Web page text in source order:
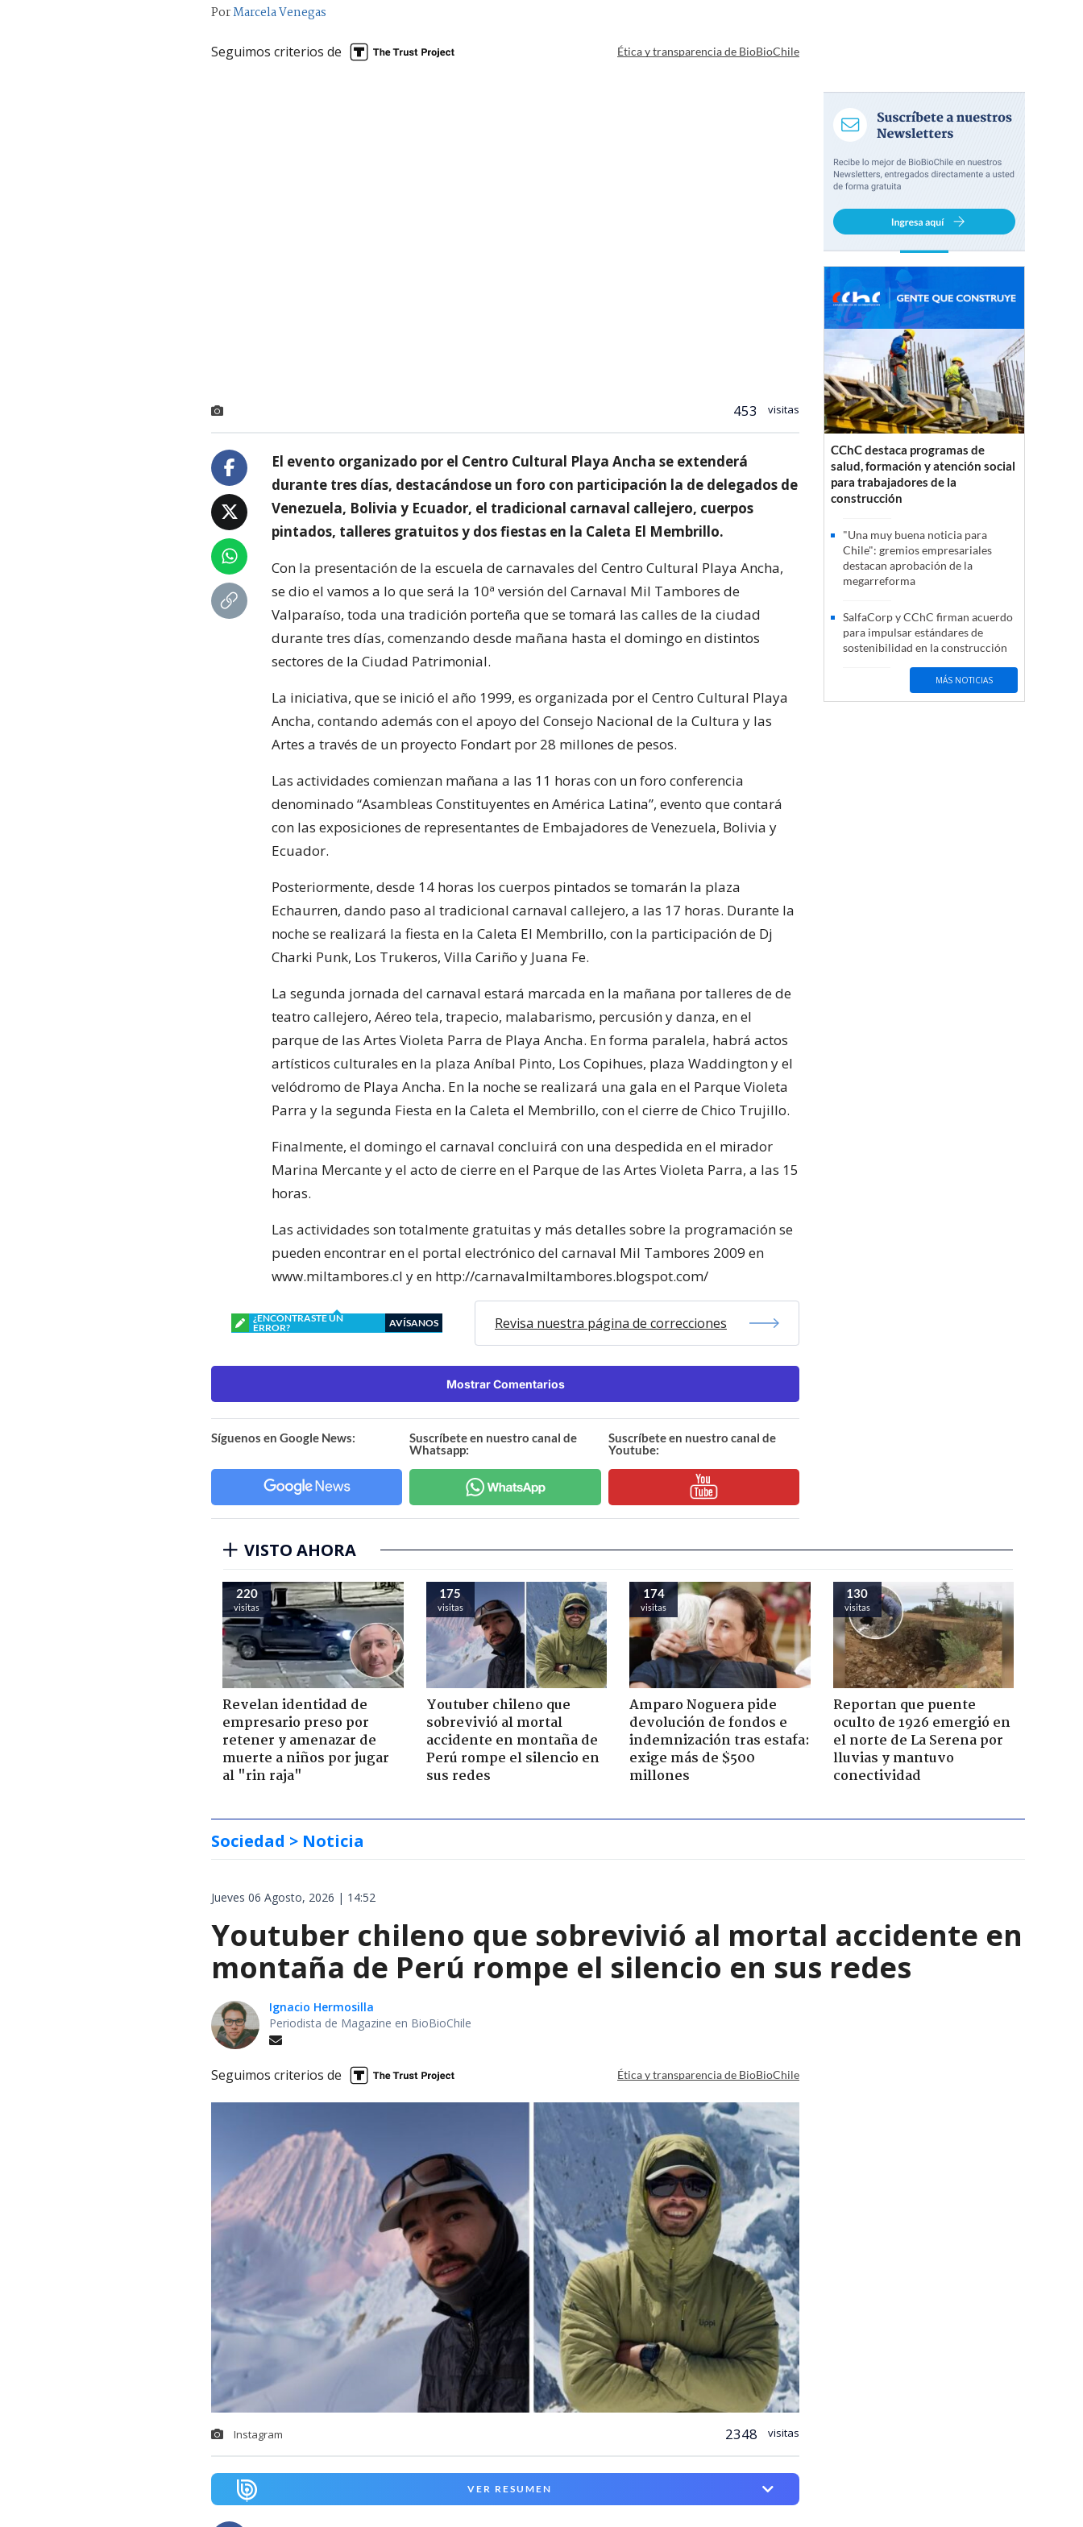
PorMarcela Venegas
Seguimos criterios de Ética y transparencia de BioBioChile
453 visitas
El evento organizado por el Centro Cultural Playa Ancha se extenderá
durante tres días, destacándose un foro con participación la de delegados de
Venezuela, Bolivia y Ecuador, el tradicional carnaval callejero, cuerpos
pintados, talleres gratuitos y dos fiestas en la Caleta El Membrillo.
Con la presentación de la escuela de carnavales del Centro Cultural Playa Ancha,
se dio el vamos a lo que será la 10ª versión del Carnaval Mil Tambores de
Valparaíso, toda una tradición porteña que se tomará las calles de la ciudad
durante tres días, comenzando desde mañana hasta el domingo en distintos
sectores de la Ciudad Patrimonial.
La iniciativa, que se inició el año 1999, es organizada por el Centro Cultural Playa
Ancha, contando además con el apoyo del Consejo Nacional de la Cultura y las
Artes a través de un proyecto Fondart por 28 millones de pesos.
Las actividades comienzan mañana a las 11 horas con un foro conferencia
denominado “Asambleas Constituyentes en América Latina”, evento que contará
con las exposiciones de representantes de Embajadores de Venezuela, Bolivia y
Ecuador.
Posteriormente, desde 14 horas los cuerpos pintados se tomarán la plaza
Echaurren, dando paso al tradicional carnaval callejero, a las 17 horas. Durante la
noche se realizará la fiesta en la Caleta El Membrillo, con la participación de Dj
Charki Punk, Los Trukeros, Villa Cariño y Juana Fe.
La segunda jornada del carnaval estará marcada en la mañana por talleres de de
teatro callejero, Aéreo tela, trapecio, malabarismo, percusión y danza, en el
parque de las Artes Violeta Parra de Playa Ancha. En forma paralela, habrá actos
artísticos culturales en la plaza Aníbal Pinto, Los Copihues, plaza Waddington y el
velódromo de Playa Ancha. En la noche se realizará una gala en el Parque Violeta
Parra y la segunda Fiesta en la Caleta el Membrillo, con el cierre de Chico Trujillo.
Finalmente, el domingo el carnaval concluirá con una despedida en el mirador
Marina Mercante y el acto de cierre en el Parque de las Artes Violeta Parra, a las 15
horas.
Las actividades son totalmente gratuitas y más detalles sobre la programación se
pueden encontrar en el portal electrónico del carnaval Mil Tambores 2009 en
www.miltambores.cl y en http://carnavalmiltambores.blogspot.com/
¿ENCONTRASTE UN
ERROR?
AVÍSANOS Revisa nuestra página de correcciones
Mostrar Comentarios
Síguenos en Google News:
Suscríbete en nuestro canal de
Whatsapp:
Suscríbete en nuestro canal de
Youtube:
CChC destaca programas de
salud, formación y atención social
para trabajadores de la
construcción
"Una muy buena noticia para
Chile": gremios empresariales
destacan aprobación de la
megarreforma
SalfaCorp y CChC firman acuerdo
para impulsar estándares de
sostenibilidad en la construcción
MÁS NOTICIAS
VISTO AHORA
220
visitas
Revelan identidad de
empresario preso por
retener y amenazar de
muerte a niños por jugar
al "rin raja"
175
visitas
Youtuber chileno que
sobrevivió al mortal
accidente en montaña de
Perú rompe el silencio en
sus redes
174
visitas
Amparo Noguera pide
devolución de fondos e
indemnización tras estafa:
exige más de $500
millones
130
visitas
Reportan que puente
oculto de 1926 emergió en
el norte de La Serena por
lluvias y mantuvo
conectividad
Sociedad > Noticia
Jueves 06 Agosto, 2026 | 14:52
Youtuber chileno que sobrevivió al mortal accidente en
montaña de Perú rompe el silencio en sus redes
Ignacio Hermosilla
Periodista de Magazine en BioBioChile
Seguimos criterios de Ética y transparencia de BioBioChile
Instagram 2348 visitas
VER RESUMEN